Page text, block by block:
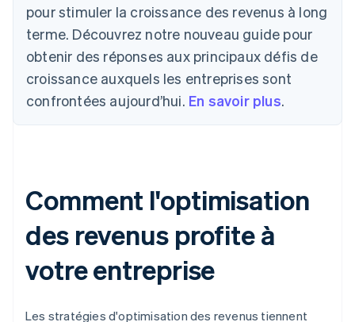
pour stimuler la croissance des revenus à long
terme. Découvrez notre nouveau guide pour
obtenir des réponses aux principaux défis de
croissance auxquels les entreprises sont
confrontées aujourd’hui. En savoir plus.
Comment l'optimisation
des revenus profite à
votre entreprise
Les stratégies d'optimisation des revenus tiennent